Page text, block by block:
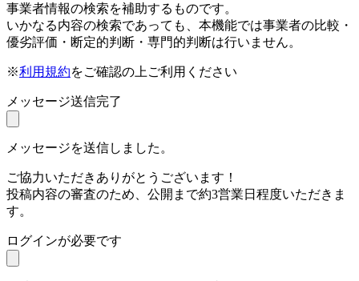
事業者情報の検索を補助するものです。
いかなる内容の検索であっても、本機能では事業者の比較・
優劣評価・断定的判断・専門的判断は行いません。
※利用規約をご確認の上ご利用ください
メッセージ送信完了
メッセージを送信しました。
ご協力いただきありがとうございます！
投稿内容の審査のため、公開まで約3営業日程度いただきま
す。
ログインが必要です